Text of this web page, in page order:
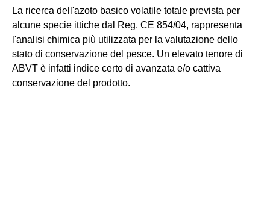
La ricerca dell'azoto basico volatile totale prevista per
alcune specie ittiche dal Reg. CE 854/04, rappresenta
l'analisi chimica più utilizzata per la valutazione dello
stato di conservazione del pesce. Un elevato tenore di
ABVT è infatti indice certo di avanzata e/o cattiva
conservazione del prodotto.